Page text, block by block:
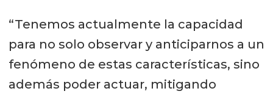
“Tenemos actualmente la capacidad
para no solo observar y anticiparnos a un
fenómeno de estas características, sino
además poder actuar, mitigando